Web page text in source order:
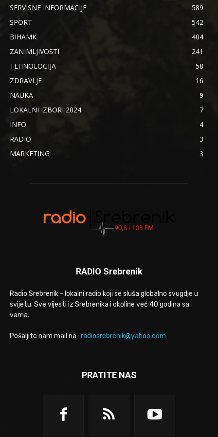
SERVISNE INFORMACIJE
589
SPORT
542
BIHAMK
404
ZANIMLJIVOSTI
241
TEHNOLOGIJA
58
ZDRAVLJE
16
NAUKA
9
LOKALNI IZBORI 2024.
7
INFO
4
RADIO
3
MARKETING
3
RADIO Srebrenik
Radio Srebrenik - lokalni radio koji se sluša globalno svugdje u
svijetu. Sve vijesti iz Srebrenika i okoline već 40 godina sa
vama.
Pošaljite nam mail na : radiosrebrenik@yahoo.com
PRATITE NAS